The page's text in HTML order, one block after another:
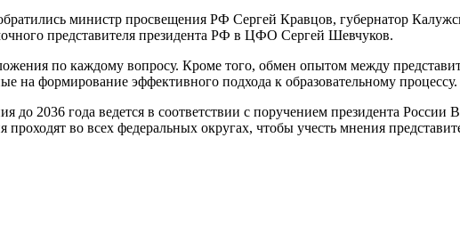
министр просвещения РФ Сергей Кравцов, губернатор
представителя президента РФ в ЦФО Сергей Шевчуков.
по каждому вопросу. Кроме того, обмен опытом между
на формирование эффективного подхода к образовательному процессу.
до 2036 года ведется в соответствии с поручением президента
во всех федеральных округах, чтобы учесть мнения